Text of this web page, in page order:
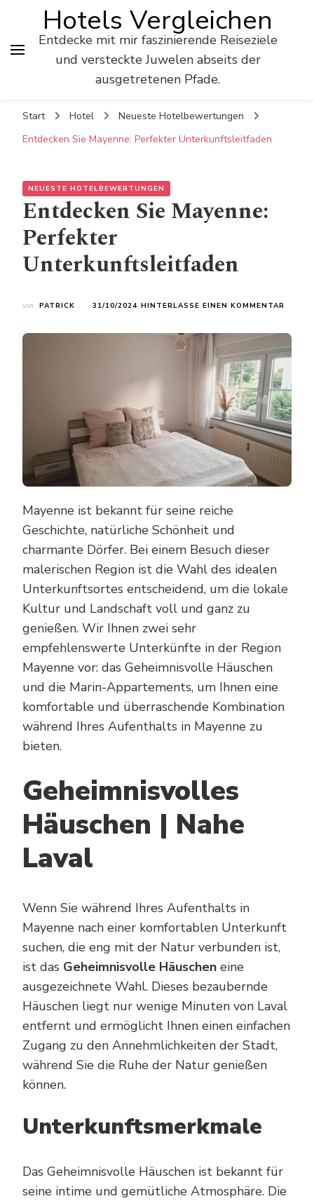
Hotels Vergleichen
Entdecke mit mir faszinierende Reiseziele
und versteckte Juwelen abseits der
ausgetretenen Pfade.
Start Hotel
Neueste Hotelbewertungen
Entdecken Sie Mayenne: Perfekter Unterkunftsleitfaden
NEUESTE HOTELBEWERTUNGEN
Entdecken Sie Mayenne:
Perfekter
Unterkunftsleitfaden
von PATRICK 31/10/2024 HINTERLASSE EINEN KOMMENTAR
Mayenne ist bekannt für seine reiche
Geschichte, natürliche Schönheit und
charmante Dörfer. Bei einem Besuch dieser
malerischen Region ist die Wahl des idealen
Unterkunftsortes entscheidend, um die lokale
Kultur und Landschaft voll und ganz zu
genießen. Wir Ihnen zwei sehr
empfehlenswerte Unterkünfte in der Region
Mayenne vor: das Geheimnisvolle Häuschen
und die Marin-Appartements, um Ihnen eine
komfortable und überraschende Kombination
während Ihres Aufenthalts in Mayenne zu
bieten.
Geheimnisvolles
Häuschen | Nahe
Laval
Wenn Sie während Ihres Aufenthalts in
Mayenne nach einer komfortablen Unterkunft
suchen, die eng mit der Natur verbunden ist,
ist das Geheimnisvolle Häuschen eine
ausgezeichnete Wahl. Dieses bezaubernde
Häuschen liegt nur wenige Minuten von Laval
entfernt und ermöglicht Ihnen einen einfachen
Zugang zu den Annehmlichkeiten der Stadt,
während Sie die Ruhe der Natur genießen
können.
Unterkunftsmerkmale
Das Geheimnisvolle Häuschen ist bekannt für
seine intime und gemütliche Atmosphäre. Die